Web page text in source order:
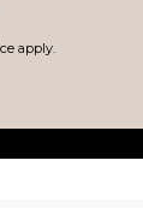
apply.